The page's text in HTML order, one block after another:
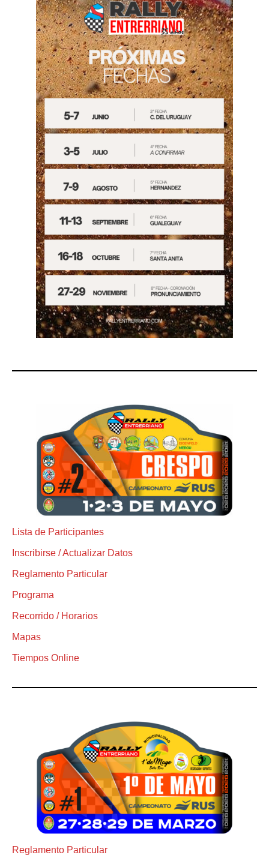
Lista de Participantes
Inscribirse / Actualizar Datos
Reglamento Particular
Programa
Recorrido / Horarios
Mapas
Tiempos Online
Reglamento Particular